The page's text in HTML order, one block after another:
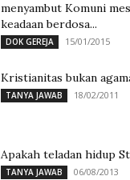
menyambut Komuni
keadaan berdosa...
DOK GEREJA 15/01/2015
Kristianitas bukan
TANYA JAWAB 18/02/2011
Apakah teladan hidup
TANYA JAWAB 06/08/2013